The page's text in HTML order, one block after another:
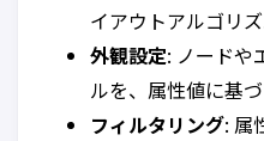
イアウトアルゴリ
外観設定: ノードや
ルを、属性値に基
フィルタリング: 属